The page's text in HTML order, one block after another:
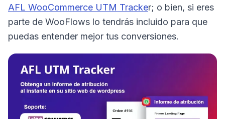
AFL WooCommerce UTM Tracker; o bien, si eres
parte de WooFlows lo tendrás incluido para que
puedas entender mejor tus conversiones.